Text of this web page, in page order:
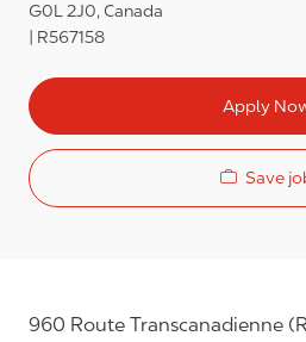
G0L 2J0, Canada
R567158
Apply
Save
960 Route Transcanadienne